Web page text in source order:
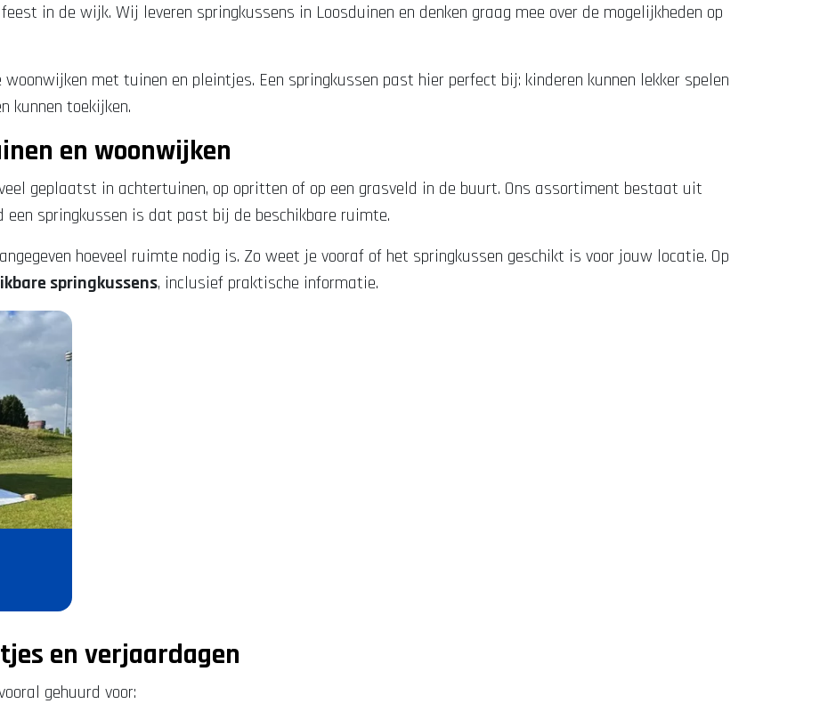
in de wijk. Wij leveren springkussens in Loosduinen en denken graag mee over de mogelijkheden op
met tuinen en pleintjes. Een springkussen past hier perfect bij: kinderen kunnen lekker spelen
kunnen toekijken.
en woonwijken
geplaatst in achtertuinen, op opritten of op een grasveld in de buurt. Ons assortiment bestaat uit
springkussen is dat past bij de beschikbare ruimte.
hoeveel ruimte nodig is. Zo weet je vooraf of het springkussen geschikt is voor jouw locatie. Op
springkussens, inclusief praktische informatie.
en verjaardagen
gehuurd voor: